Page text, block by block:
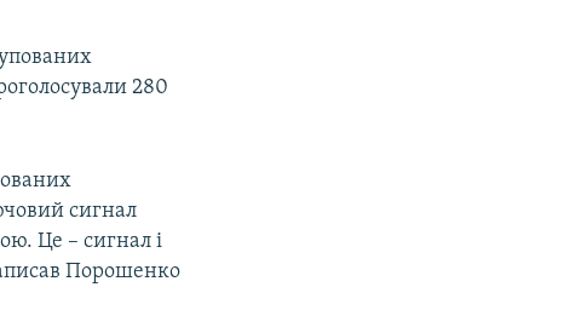
280
сигнал
Це – сигнал і
Порошенко